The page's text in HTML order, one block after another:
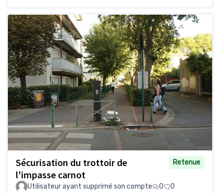
Sécurisation du trottoir de
l'impasse carnot
Retenue
Utilisateur ayant supprimé son compte 0 0